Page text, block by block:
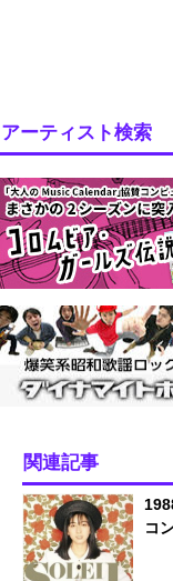
アーティスト検索
関連記事
コ